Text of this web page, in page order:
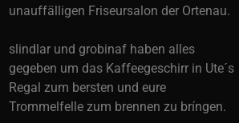
unauffälligen Friseursalon der Ortenau.
slindlar und grobinaf haben alles
gegeben um das Kaffeegeschirr in Ute´s
Regal zum bersten und eure
Trommelfelle zum brennen zu bríngen.